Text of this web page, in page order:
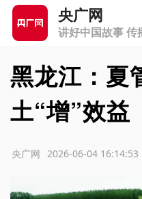
央广网
讲好中国故事 传
黑龙江：夏
土“增”效益
2026-06-04 16:14:53
央广网